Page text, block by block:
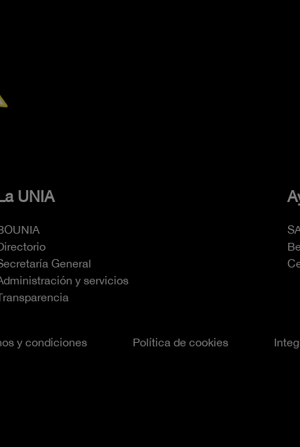
UNIA
General
y servicios
y condiciones Política de cookies